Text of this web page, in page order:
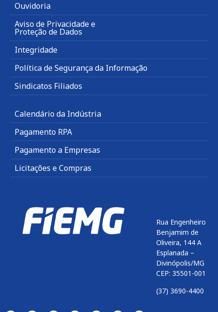
Ouvidoria
Aviso de Privacidade e
Proteção de Dados
Integridade
Política de Segurança da Informação
Sindicatos Filiados
Calendário da Indústria
Pagamento RPA
Pagamento a Empresas
Licitações e Compras
Rua Engenheiro
Benjamim de
Oliveira, 144 A
Esplanada –
Divinópolis/MG
CEP: 35501-001
(37) 3690-4400